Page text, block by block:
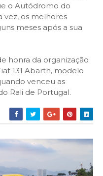
o Autódromo do
vez, os melhores
meses após a sua
honra da organização
131 Abarth, modelo
venceu as
Rali de Portugal.